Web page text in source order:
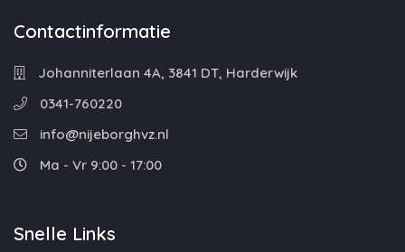
Contactinformatie
Johanniterlaan 4A, 3841 DT, Harderwijk
0341-760220
info@nijeborghvz.nl
Ma - Vr 9:00 - 17:00
Snelle Links